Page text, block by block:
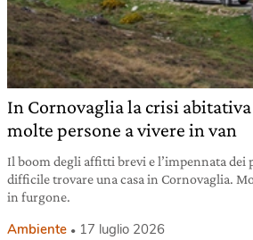
In Cornovaglia la crisi
molte persone a vivere in van
Il boom degli affitti brevi e l’impennata dei
difficile trovare una casa in Cornovaglia.
in furgone.
Ambiente 17 luglio 2026